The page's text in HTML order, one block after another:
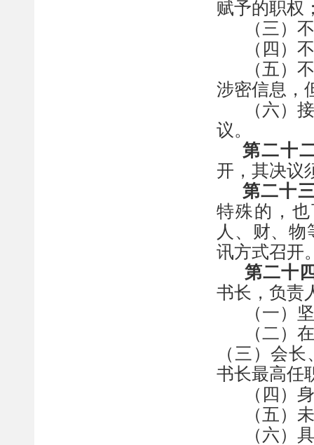
赋予的职权
（三）
（四）
（五）
涉密信息，
（六）
议。
第二十
开，其决议
第二十
特殊的，
人、财、物
讯方式召开
第二十
书长，负责
（一）
（二）
（三）会
书长最高任
（四）
（五）
（六）